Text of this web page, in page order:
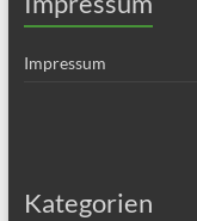
Impressum
Kategorien